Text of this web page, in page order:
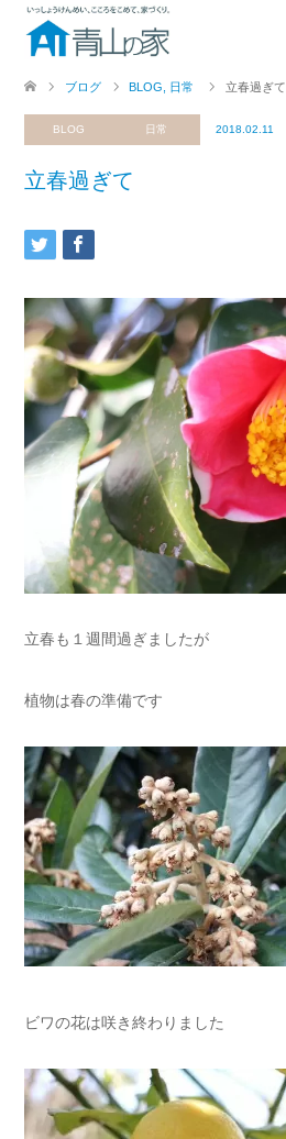
ブログ BLOG 日常 立春過ぎて
BLOG 日常 2018.02.11
立春過ぎて
立春も１週間過ぎましたが
植物は春の準備です
ビワの花は咲き終わりました